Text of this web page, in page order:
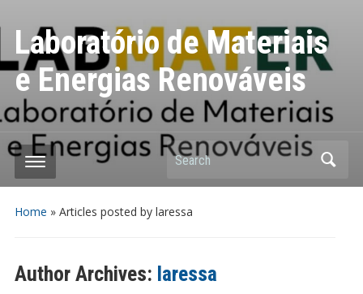
Laboratório de Materiais
e Energias Renováveis
Search
Home » Articles posted by laressa
Author Archives: laressa